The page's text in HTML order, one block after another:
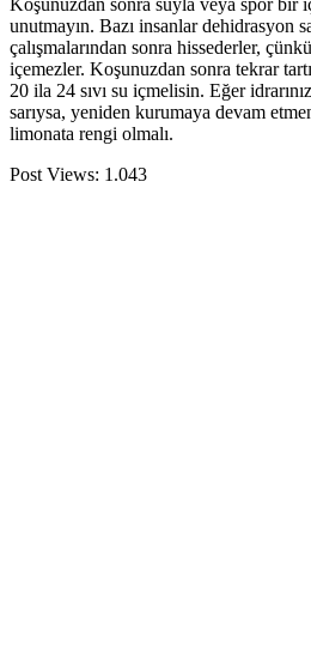
unutmayın. Bazı insanlar dehidrasyon
çalışmalarından sonra hissederler,
içemezler. Koşunuzdan sonra tekrar
20 ila 24 sıvı su içmelisin. Eğer
sarıysa, yeniden kurumaya devam
limonata rengi olmalı.
Post Views: 1.043